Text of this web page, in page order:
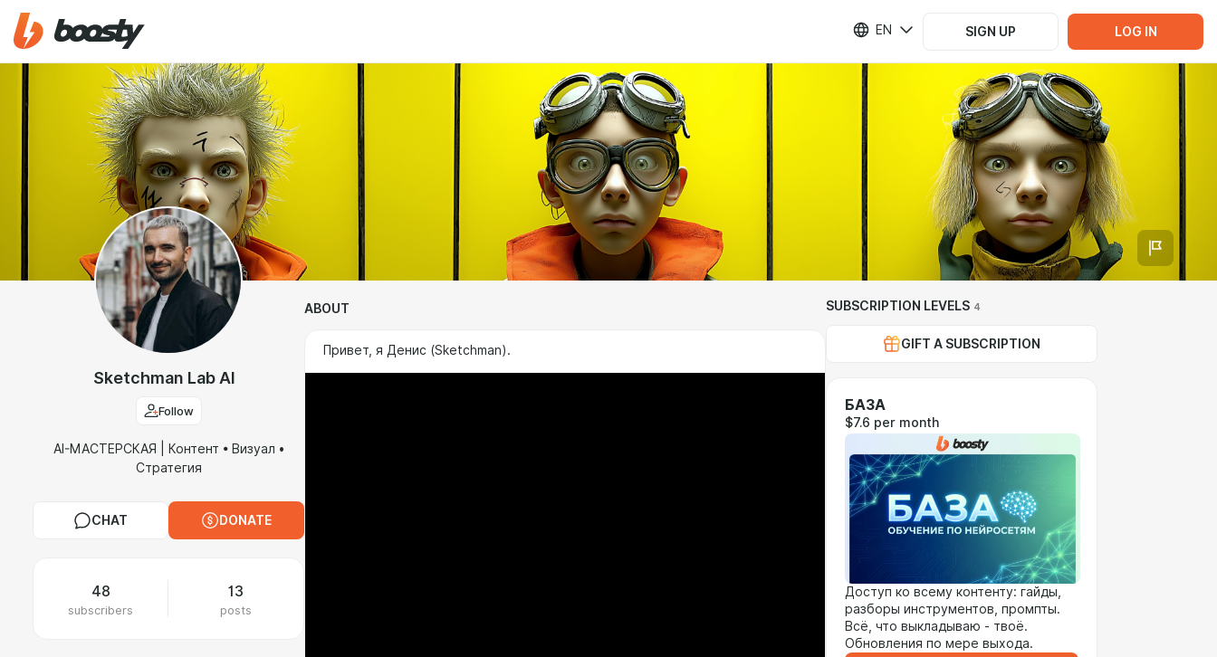
EN SIGN UP LOG IN
Sketchman Lab AI
Follow
AI-МАСТЕРСКАЯ | Контент • Визуал •
Стратегия
CHAT DONATE
48
subscribers
13
posts
ABOUT
Привет, я Денис (Sketchman).
SUBSCRIPTION LEVELS 4
GIFT A SUBSCRIPTION
БАЗА
$7.6 per month
Доступ ко всему контенту: гайды,
разборы инструментов, промпты.
Всё, что выкладываю - твоё.
Обновления по мере выхода.